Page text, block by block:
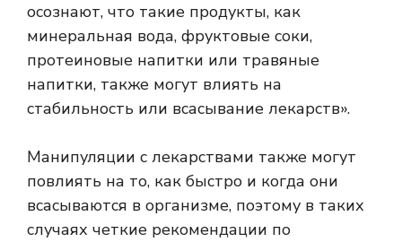
осознают, что такие продукты, как
минеральная вода, фруктовые соки,
протеиновые напитки или травяные
напитки, также могут влиять на
стабильность или всасывание лекарств».
Манипуляции с лекарствами также могут
повлиять на то, как быстро и когда они
всасываются в организме, поэтому в таких
случаях четкие рекомендации по